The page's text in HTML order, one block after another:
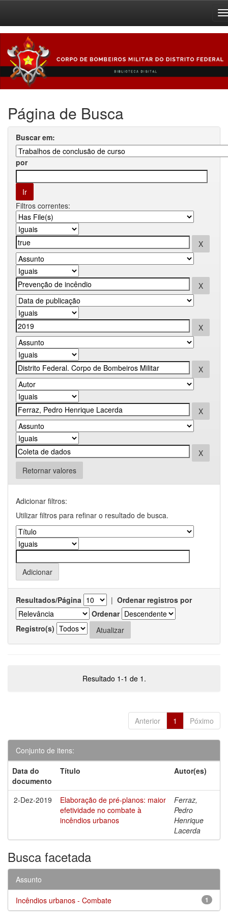
navigation
Página de Busca
Buscar em:
por
Filtros correntes:
Retornar valores
Adicionar filtros:
Utilizar filtros para refinar o resultado de busca.
Resultados/Página | Ordenar registros por
Ordenar
Registro(s)
Resultado 1-1 de 1.
Anterior 1 Póximo
Conjunto de itens:
Data do
documento
Título Autor(es)
2-Dez-2019
Elaboração de pré-planos: maior
efetividade no combate à
incêndios urbanos
Ferraz,
Pedro
Henrique
Lacerda
Busca facetada
Assunto
1
Incêndios urbanos - Combate